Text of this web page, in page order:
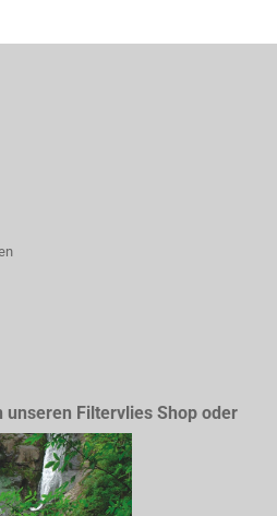
unseren Filtervlies Shop oder